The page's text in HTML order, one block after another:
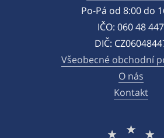
Po-Pá od 8:00 do
IČO: 060 48 447
DIČ:
Všeobecné obchodní
O nás
Kontakt